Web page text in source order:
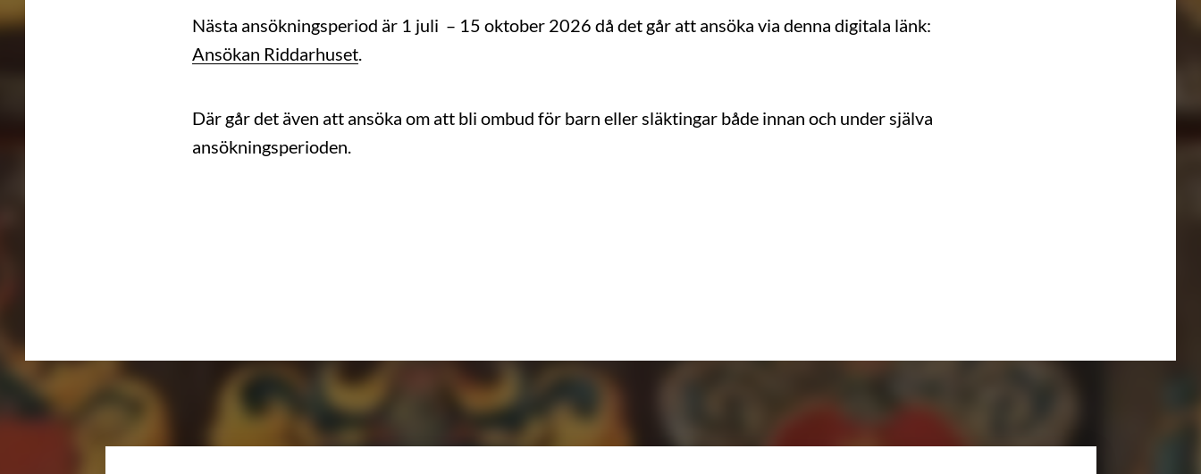
Nästa ansökningsperiod är 1 juli – 15 oktober 2026 då det går att ansöka via denna digitala länk:
Ansökan Riddarhuset.
Där går det även att ansöka om att bli ombud för barn eller släktingar både innan och under själva
ansökningsperioden.